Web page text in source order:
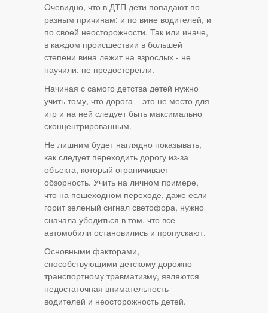
Очевидно, что в ДТП дети попадают по
разным причинам: и по вине водителей, и
по своей неосторожности. Так или иначе,
в каждом происшествии в большей
степени вина лежит на взрослых - не
научили, не предостерегли.
Начиная с самого детства детей нужно
учить тому, что дорога – это не место для
игр и на ней следует быть максимально
сконцентрированным.
Не лишним будет наглядно показывать,
как следует переходить дорогу из-за
объекта, который ограничивает
обзорность. Учить на личном примере,
что на пешеходном переходе, даже если
горит зеленый сигнал светофора, нужно
сначала убедиться в том, что все
автомобили остановились и пропускают.
Основными факторами,
способствующими детскому дорожно-
транспортному травматизму, являются
недостаточная внимательность
водителей и неосторожность детей.